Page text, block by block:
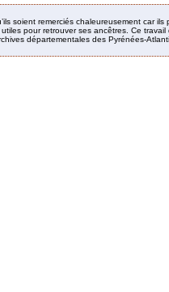
soient remerciés chaleureusement car ils
pour retrouver ses ancêtres. Ce travail
départementales des Pyrénées-